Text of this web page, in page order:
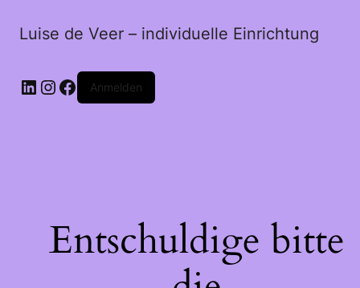
Luise de Veer – individuelle Einrichtung
LinkedIn
Instagram
Facebook
Anmelden
Entschuldige bitte